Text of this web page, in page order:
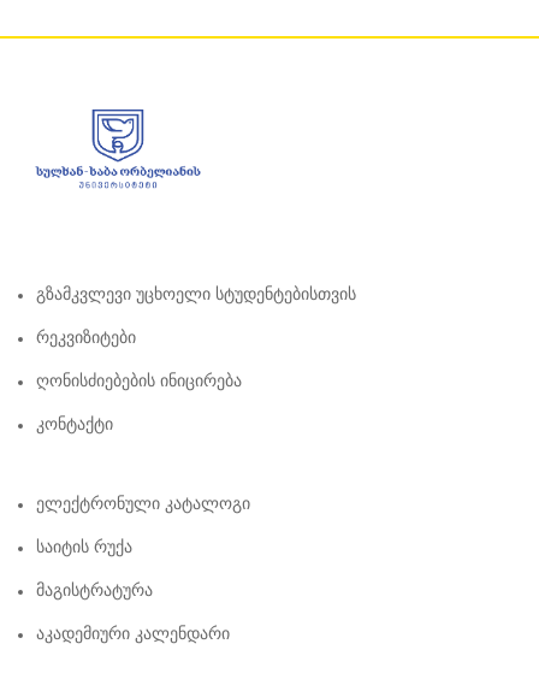
Გზამკვლევი Უცხოელი Სტუდენტებისთვის
Რეკვიზიტები
Ღონისძიებების Ინიცირება
Კონტაქტი
Ელექტრონული Კატალოგი
Საიტის Რუქა
Მაგისტრატურა
Აკადემიური Კალენდარი